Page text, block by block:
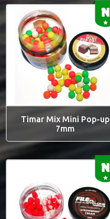
Timar Mix Mini Pop-up
7mm